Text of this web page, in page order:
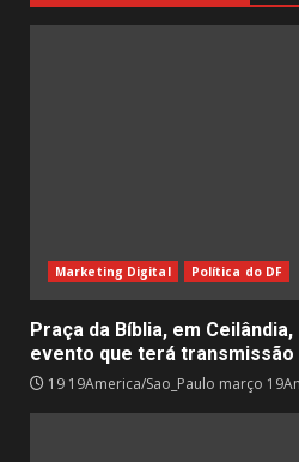
Marketing Digital Política do DF
Praça da Bíblia, em
evento que terá transmissão
19 19America/Sao_Paulo março